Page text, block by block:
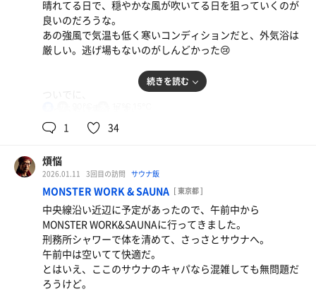
マクロサワダ
オシャレラーメンうまい
この日は3セット。
生姜ロウリュもやっぱりいい。
ここでしか浴びることのできないロウリュだ。
そして、生姜水や生姜タブレット、サミソがやっぱり美味
カラダに生姜が沁みるし、滲みるし、染みるのだ。
90分コースじゃやっぱり物足りないね。
最低でも120分。
できればフリータイムイベントを狙って行くのをオススメ
したい。
仕上げに下の階で生姜焼き食べてfinish。
赤坂のすぐ近くにある他の施設が私のホームサウナなので
すが、キャンペーンで販売してた1000円の120分のチケッ
晴れてる日で、穏やかな風が吹いてる日を狙っていくのが
良いのだろうな。
あの強風で気温も低く寒いコンディションだと、外気浴は
厳しい。逃げ場もないのがしんどかった😢
あんま不満とか書かないんだけどね。
改善されると嬉しいなという気持ちで。
4階にサウナがある。
まずは受付に行くと、
受付スタッフの青年が無言なのだ。
一般的な接客業であれば、まずは
「いらっしゃいませ」を言ってほしいものだ。
続きを読む
1 34
煩悩
2026.01.11 3回目の訪問 サウナ飯
MONSTER WORK & SAUNA [ 東京都 ]
中央線沿い近辺に予定があったので、午前中から
MONSTER WORK&SAUNAに行ってきました。
刑務所シャワーで体を清めて、さっさとサウナへ。
午前中は空いてて快適だ。
とはいえ、ここのサウナのキャパなら混雑しても無問題だ
ろうけど。